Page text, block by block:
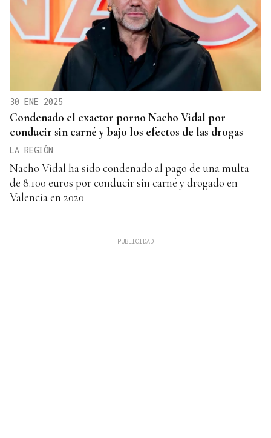
30 ENE 2025
Condenado el exactor porno Nacho Vidal por
conducir sin carné y bajo los efectos de las drogas
LA REGIÓN
Nacho Vidal ha sido condenado al pago de una multa
de 8.100 euros por conducir sin carné y drogado en
Valencia en 2020